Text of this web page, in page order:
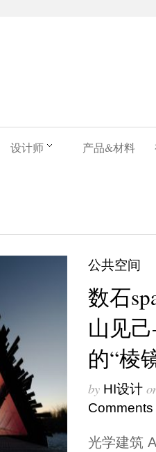
设计师 产品&材料
公共空间
数石
山见
的“棱
by HI设计
Comments
光学建筑